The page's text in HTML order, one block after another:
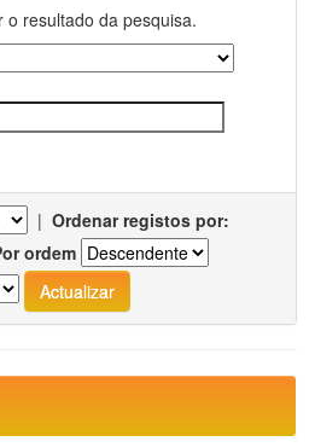
o resultado da pesquisa.
| Ordenar registos por:
ordem